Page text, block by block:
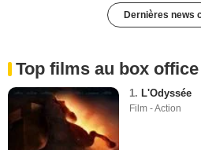
Dernières news
Top films au box office
1. L'Odyssée
Film - Action